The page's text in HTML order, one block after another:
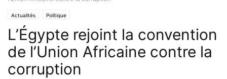
Actualités Politique
L’Égypte rejoint la convention
de l’Union Africaine contre la
corruption